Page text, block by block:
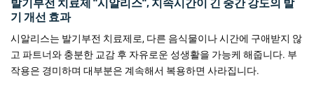
기 개선 효과
시알리스는 발기부전 치료제로, 다른 음식물이나 시간에 구애받지 않
고 파트너와 충분한 교감 후 자유로운 성생활을 가능케 해줍니다. 부
작용은 경미하며 대부분은 계속해서 복용하면 사라집니다.